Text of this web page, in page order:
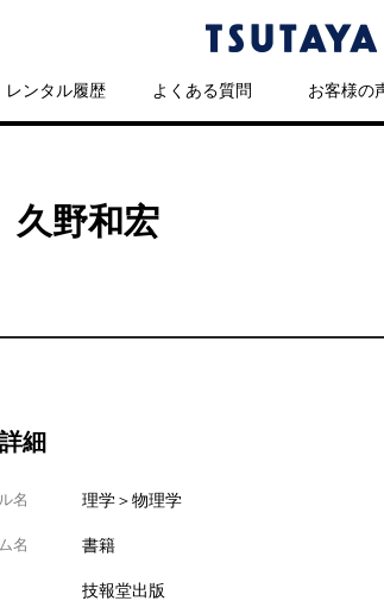
レンタル履歴 よくある質問 お客様の
野和宏
細
名 理学＞物理学
名 書籍
技報堂出版